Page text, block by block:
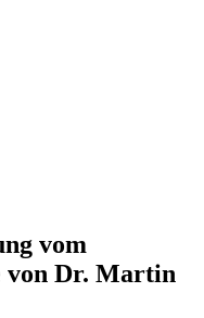
vom
von Dr. Martin